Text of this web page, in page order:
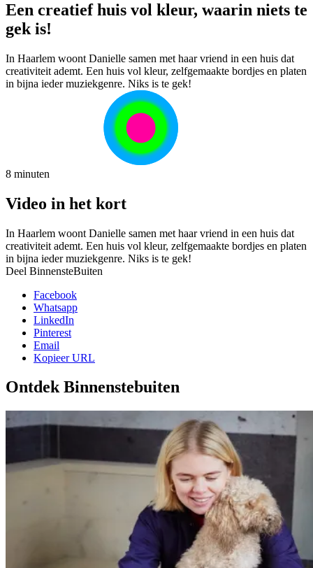
Een creatief huis vol kleur, waarin niets te
gek is!
In Haarlem woont Danielle samen met haar vriend in een huis dat
creativiteit ademt. Een huis vol kleur, zelfgemaakte bordjes en platen
in bijna ieder muziekgenre. Niks is te gek!
8 minuten
Video in het kort
In Haarlem woont Danielle samen met haar vriend in een huis dat
creativiteit ademt. Een huis vol kleur, zelfgemaakte bordjes en platen
in bijna ieder muziekgenre. Niks is te gek!
Deel BinnensteBuiten
Facebook
Whatsapp
LinkedIn
Pinterest
Email
Kopieer URL
Ontdek Binnenstebuiten